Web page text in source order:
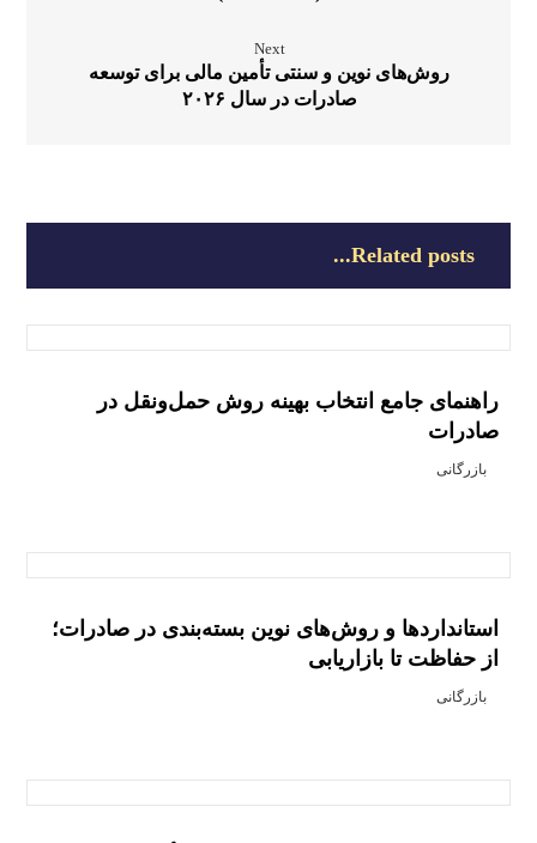
Next
روش‌های نوین و سنتی تأمین مالی برای توسعه
صادرات در سال ۲۰۲۶
Related posts...
راهنمای جامع انتخاب بهینه روش حمل‌ونقل در
صادرات
بازرگانی
استانداردها و روش‌های نوین بسته‌بندی در صادرات؛
از حفاظت تا بازاریابی
بازرگانی